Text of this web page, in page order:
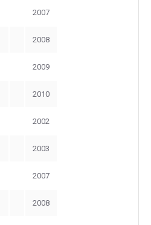
2007
2008
2009
2010
2002
2003
2007
2008